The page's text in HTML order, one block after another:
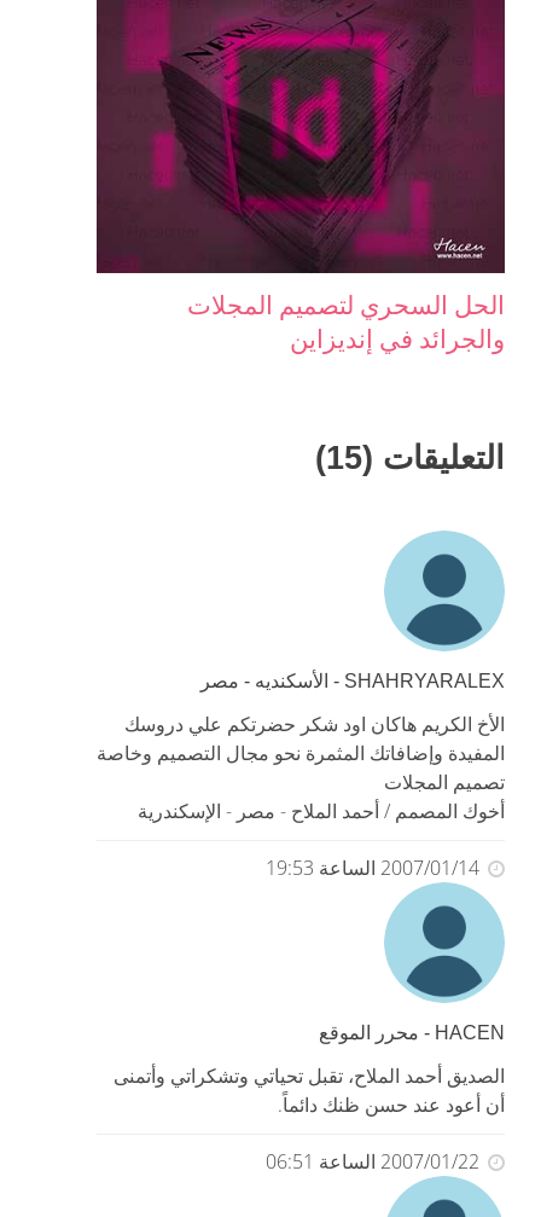
الحل السحري لتصميم المجلات
والجرائد في إنديزاين
التعليقات (15)
SHAHRYARALEX - الأسكنديه - مصر
الأخ الكريم هاكان اود شكر حضرتكم علي دروسك
المفيدة وإضافاتك المثمرة نحو مجال التصميم وخاصة
تصميم المجلات
أخوك المصمم / أحمد الملاح - مصر - الإسكندرية
2007/01/14 الساعة 19:53
HACEN - محرر الموقع
الصديق أحمد الملاح، تقبل تحياتي وتشكراتي وأتمنى
أن أعود عند حسن ظنك دائماً.
2007/01/22 الساعة 06:51